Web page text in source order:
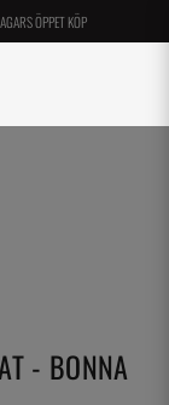
ÖPPET KÖP
- BONNA